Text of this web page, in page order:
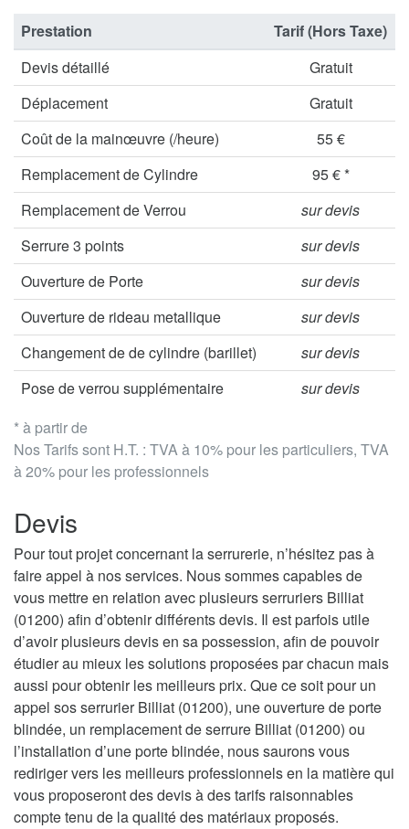
* à partir de
Nos Tarifs sont H.T. : TVA à 10% pour les particuliers, TVA
à 20% pour les professionnels
Prestation
Tarif (Hors Taxe)
Devis détaillé
Gratuit
Déplacement
Gratuit
Coût de la mainœuvre (/heure)
55 €
Remplacement de Cylindre
95 € *
Remplacement de Verrou
sur devis
Serrure 3 points
sur devis
Ouverture de Porte
sur devis
Ouverture de rideau metallique
sur devis
Changement de de cylindre (barillet)
sur devis
Pose de verrou supplémentaire
sur devis
Devis
Pour tout projet concernant la serrurerie, n’hésitez pas à
faire appel à nos services. Nous sommes capables de
vous mettre en relation avec plusieurs serruriers Billiat
(01200) afin d’obtenir différents devis. Il est parfois utile
d’avoir plusieurs devis en sa possession, afin de pouvoir
étudier au mieux les solutions proposées par chacun mais
aussi pour obtenir les meilleurs prix. Que ce soit pour un
appel sos serrurier Billiat (01200), une ouverture de porte
blindée, un remplacement de serrure Billiat (01200) ou
l’installation d’une porte blindée, nous saurons vous
rediriger vers les meilleurs professionnels en la matière qui
vous proposeront des devis à des tarifs raisonnables
compte tenu de la qualité des matériaux proposés.